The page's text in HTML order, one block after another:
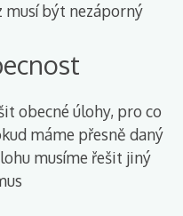
musí být nezáporný
obecné úlohy, pro co
máme přesně daný
musíme řešit jiný